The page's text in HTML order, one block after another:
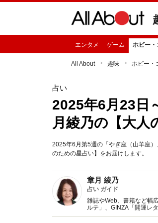
エンタメ ゲーム ホビー・
All About 趣味 ホビー・
占い
2025年6月23日
月綾乃の【大人
2025年6月第5週の「やぎ座（山羊座
のための星占い】をお届けします。
章月 綾乃
占い ガイド
雑誌やWeb、書籍など幅
ルテ」、GINZA「開運レ
い、しぐさや言葉グセの